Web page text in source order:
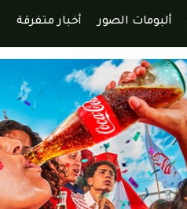
ألبومات الصور أخبار متفرقة